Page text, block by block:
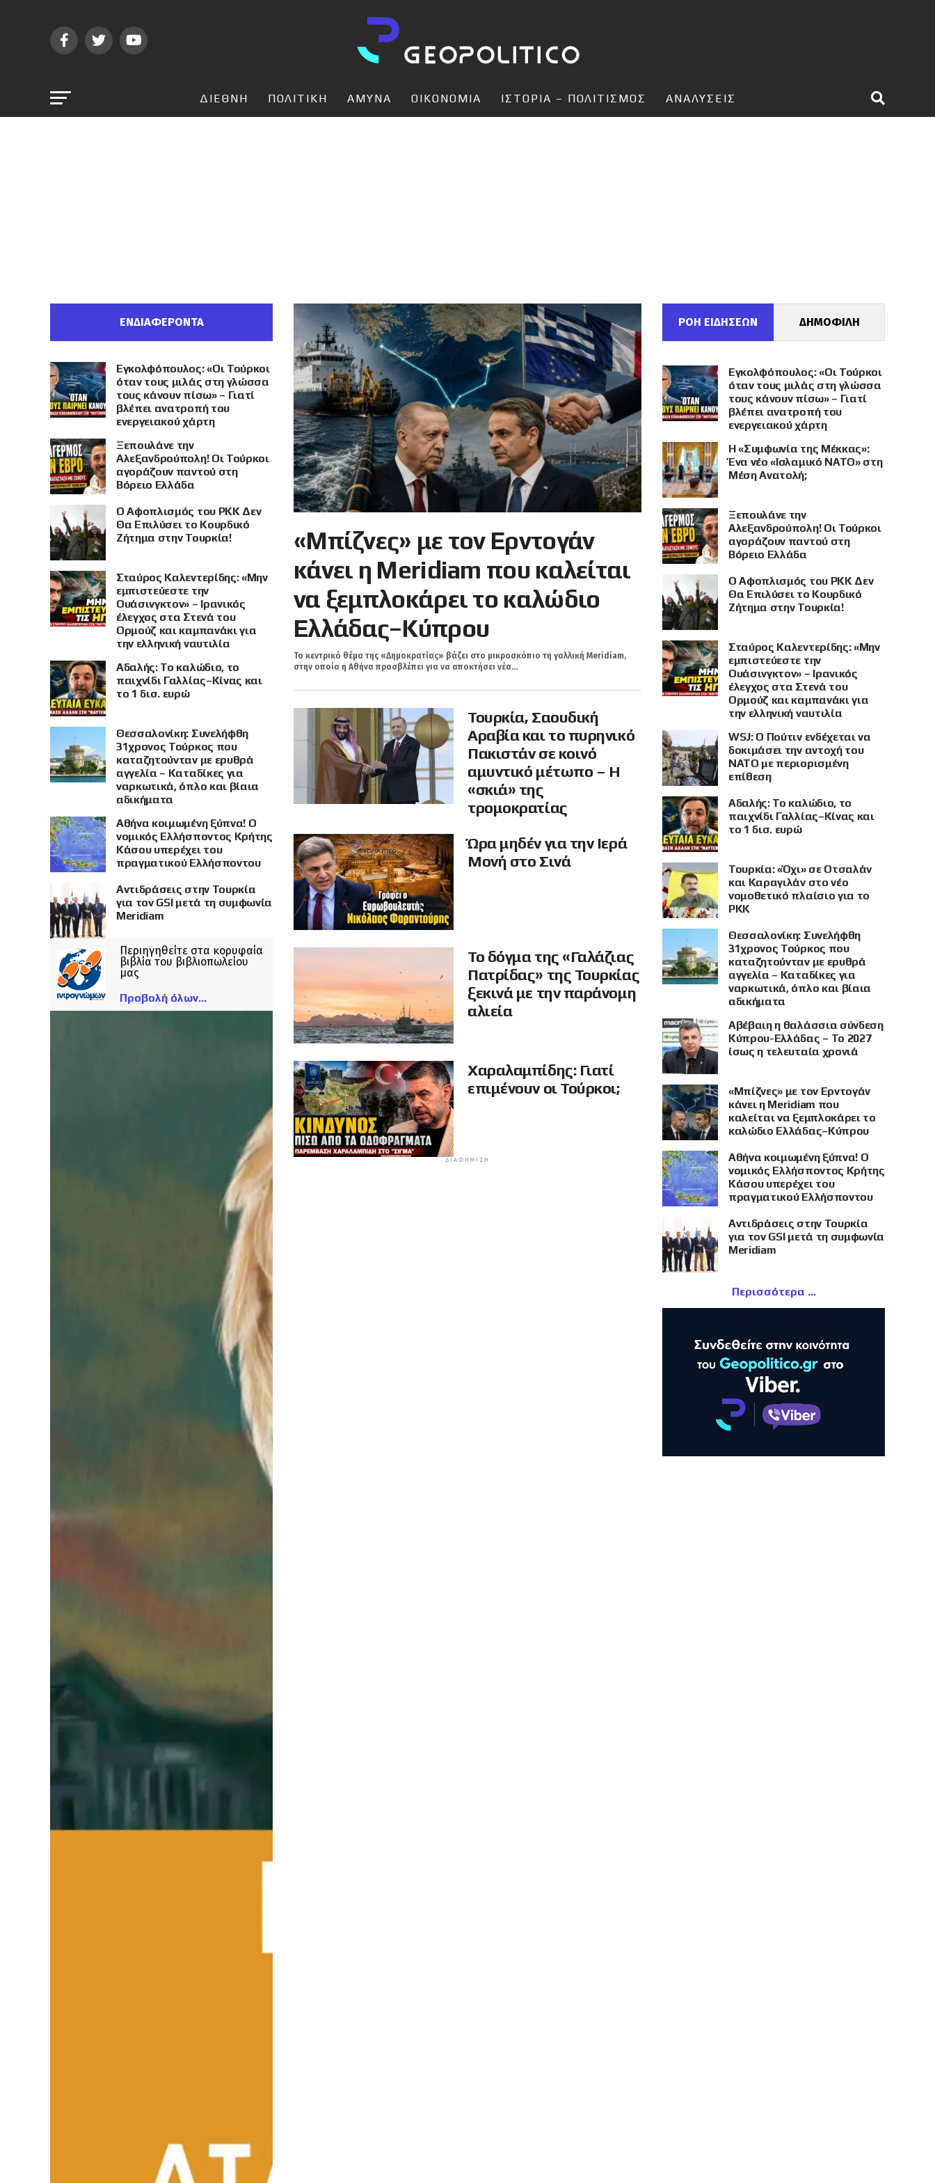
ΔΙΕΘΝΗ ΠΟΛΙΤΙΚΗ ΑΜΥΝΑ ΟΙΚΟΝΟΜΙΑ ΙΣΤΟΡΙΑ – ΠΟΛΙΤΙΣΜΟΣ ΑΝΑΛΥΣΕΙΣ
«Μπίζνες» με τον Ερντογάν
κάνει η Meridiam που καλείται
να ξεμπλοκάρει το καλώδιο
Ελλάδας–Κύπρου
Το κεντρικό θέμα της «Δημοκρατίας» βάζει στο μικροσκόπιο τη γαλλική Meridiam,
στην οποία η Αθήνα προσβλέπει για να αποκτήσει νέα...
Τουρκία, Σαουδική
Αραβία και το πυρηνικό
Πακιστάν σε κοινό
αμυντικό μέτωπο – Η
«σκιά» της
τρομοκρατίας
Ώρα μηδέν για την Ιερά
Μονή στο Σινά
Το δόγμα της «Γαλάζιας
Πατρίδας» της Τουρκίας
ξεκινά με την παράνομη
αλιεία
Χαραλαμπίδης: Γιατί
επιμένουν οι Τούρκοι;
ΔΙΑΦΉΜΙΣΗ
ΕΝΔΙΑΦΕΡΟΝΤΑ
Εγκολφόπουλος: «Οι Τούρκοι
όταν τους μιλάς στη γλώσσα
τους κάνουν πίσω» – Γιατί
βλέπει ανατροπή του
ενεργειακού χάρτη
Ξεπουλάνε την
Αλεξανδρούπολη! Οι Τούρκοι
αγοράζουν παντού στη
Βόρειο Ελλάδα
Ο Αφοπλισμός του PKK Δεν
Θα Επιλύσει το Κουρδικό
Ζήτημα στην Τουρκία!
Σταύρος Καλεντερίδης: «Μην
εμπιστεύεστε την
Ουάσινγκτον» – Ιρανικός
έλεγχος στα Στενά του
Ορμούζ και καμπανάκι για
την ελληνική ναυτιλία
Αδαλής: Το καλώδιο, το
παιχνίδι Γαλλίας–Κίνας και
το 1 δισ. ευρώ
Θεσσαλονίκη: Συνελήφθη
31χρονος Τούρκος που
καταζητούνταν με ερυθρά
αγγελία – Καταδίκες για
ναρκωτικά, όπλο και βίαια
αδικήματα
Αθήνα κοιμωμένη ξύπνα! Ο
νομικός Ελλήσποντος Κρήτης
Κάσου υπερέχει του
πραγματικού Ελλήσποντου
Αντιδράσεις στην Τουρκία
για τον GSI μετά τη συμφωνία
Meridiam
Περιηγηθείτε στα κορυφαία
βιβλία του βιβλιοπωλείου
μας
Προβολή όλων
ΡΟΗ ΕΙΔΗΣΕΩΝ ΔΗΜΟΦΙΛΗ
Εγκολφόπουλος: «Οι Τούρκοι
όταν τους μιλάς στη γλώσσα
τους κάνουν πίσω» – Γιατί
βλέπει ανατροπή του
ενεργειακού χάρτη
Η «Συμφωνία της Μέκκας»:
Ένα νέο «Ισλαμικό ΝΑΤΟ» στη
Μέση Ανατολή;
Ξεπουλάνε την
Αλεξανδρούπολη! Οι Τούρκοι
αγοράζουν παντού στη
Βόρειο Ελλάδα
Ο Αφοπλισμός του PKK Δεν
Θα Επιλύσει το Κουρδικό
Ζήτημα στην Τουρκία!
Σταύρος Καλεντερίδης: «Μην
εμπιστεύεστε την
Ουάσινγκτον» – Ιρανικός
έλεγχος στα Στενά του
Ορμούζ και καμπανάκι για
την ελληνική ναυτιλία
WSJ: Ο Πούτιν ενδέχεται να
δοκιμάσει την αντοχή του
ΝΑΤΟ με περιορισμένη
επίθεση
Αδαλής: Το καλώδιο, το
παιχνίδι Γαλλίας–Κίνας και
το 1 δισ. ευρώ
Τουρκία: «Όχι» σε Οτσαλάν
και Καραγιλάν στο νέο
νομοθετικό πλαίσιο για το
PKK
Θεσσαλονίκη: Συνελήφθη
31χρονος Τούρκος που
καταζητούνταν με ερυθρά
αγγελία – Καταδίκες για
ναρκωτικά, όπλο και βίαια
αδικήματα
Αβέβαιη η θαλάσσια σύνδεση
Κύπρου-Ελλάδας – Το 2027
ίσως η τελευταία χρονιά
«Μπίζνες» με τον Ερντογάν
κάνει η Meridiam που
καλείται να ξεμπλοκάρει το
καλώδιο Ελλάδας–Κύπρου
Αθήνα κοιμωμένη ξύπνα! Ο
νομικός Ελλήσποντος Κρήτης
Κάσου υπερέχει του
πραγματικού Ελλήσποντου
Αντιδράσεις στην Τουρκία
για τον GSI μετά τη συμφωνία
Meridiam
Περισσότερα